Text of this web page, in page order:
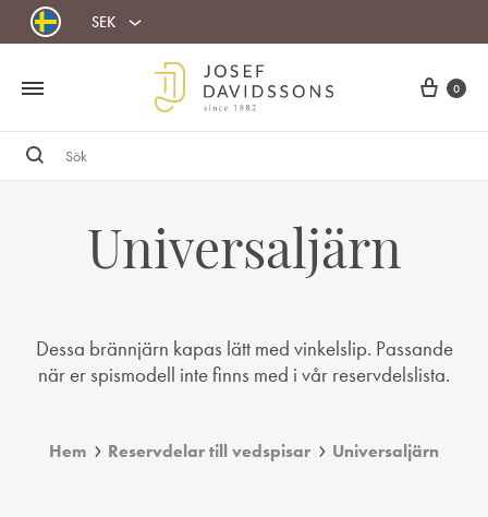
SEK
Cart
0
Sök
Universaljärn
Dessa brännjärn kapas lätt med vinkelslip. Passande
när er spismodell inte finns med i vår reservdelslista.
Hem Reservdelar till vedspisar Universaljärn